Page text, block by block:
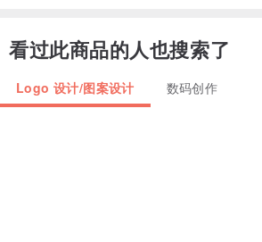
– Stuffing;
~~~~~~~~~~~~~~~~~~~~~
看过此商品的人也搜索了
Logo 设计/图案设计 数码创作